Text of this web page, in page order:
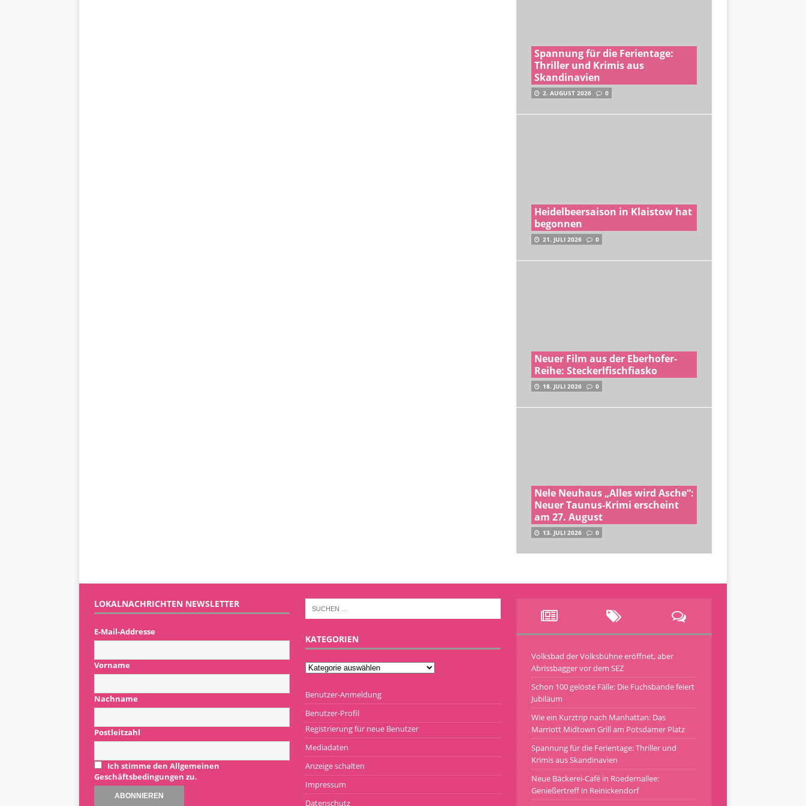
Spannung für die Ferientage:
Thriller und Krimis aus
Skandinavien
2. AUGUST 2026 0
Heidelbeersaison in Klaistow hat
begonnen
21. JULI 2026 0
Neuer Film aus der Eberhofer-
Reihe: Steckerlfischfiasko
18. JULI 2026 0
Nele Neuhaus „Alles wird Asche“:
Neuer Taunus-Krimi erscheint
am 27. August
13. JULI 2026 0
LOKALNACHRICHTEN NEWSLETTER
E-Mail-Addresse
Vorname
Nachname
Postleitzahl
Ich stimme den Allgemeinen
Geschäftsbedingungen zu.
KATEGORIEN
Benutzer-Anmeldung
Benutzer-Profil
Registrierung für neue Benutzer
Mediadaten
Anzeige schalten
Impressum
Datenschutz
Volksbad der Volksbühne eröffnet, aber
Abrissbagger vor dem SEZ
Schon 100 gelöste Fälle: Die Fuchsbande feiert
Jubiläum
Wie ein Kurztrip nach Manhattan: Das
Marriott Midtown Grill am Potsdamer Platz
Spannung für die Ferientage: Thriller und
Krimis aus Skandinavien
Neue Bäckerei-Café in Roedernallee:
Genießertreff in Reinickendorf